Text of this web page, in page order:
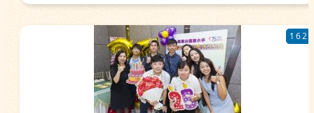
162